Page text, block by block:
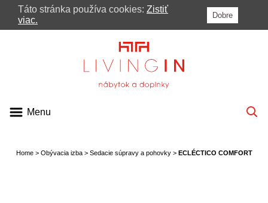
Menu
MENU
BLOG
Home> Obývacia izba> Sedacie súpravy a pohovky> ECLÉCTICO COMFORT
Táto stránka používa cookies: Zistiť
viac.
Dobre